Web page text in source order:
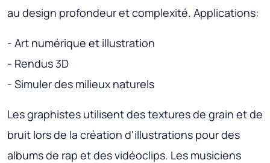
au design profondeur et complexité. Applications:
- Art numérique et illustration
- Rendus 3D
- Simuler des milieux naturels
Les graphistes utilisent des textures de grain et de
bruit lors de la création d'illustrations pour des
albums de rap et des vidéoclips. Les musiciens